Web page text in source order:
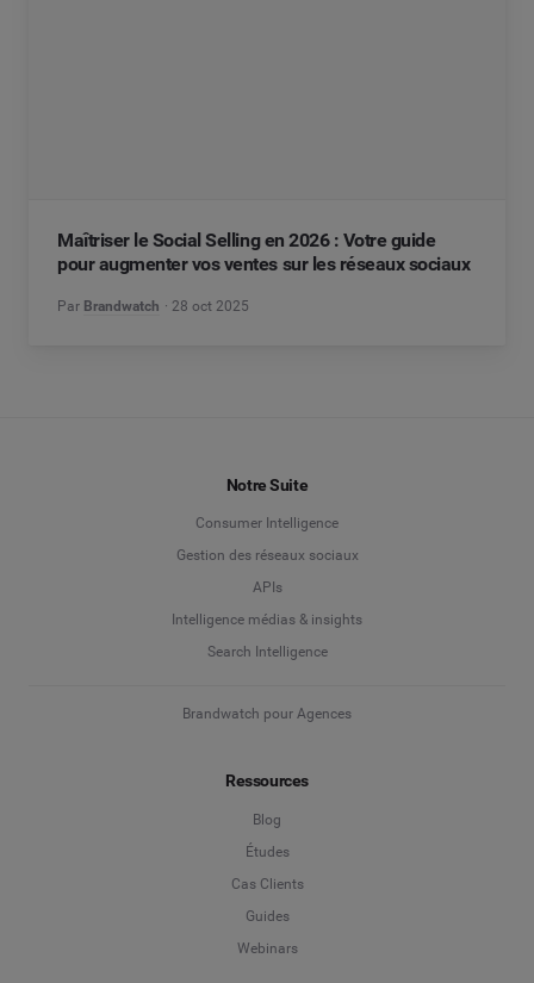
Maîtriser le Social Selling en 2026 : Votre guide
pour augmenter vos ventes sur les réseaux sociaux
Par Brandwatch 28 oct 2025
Notre Suite
Consumer Intelligence
Gestion des réseaux sociaux
APIs
Intelligence médias & insights
Search Intelligence
Brandwatch pour Agences
Ressources
Blog
Études
Cas Clients
Guides
Webinars